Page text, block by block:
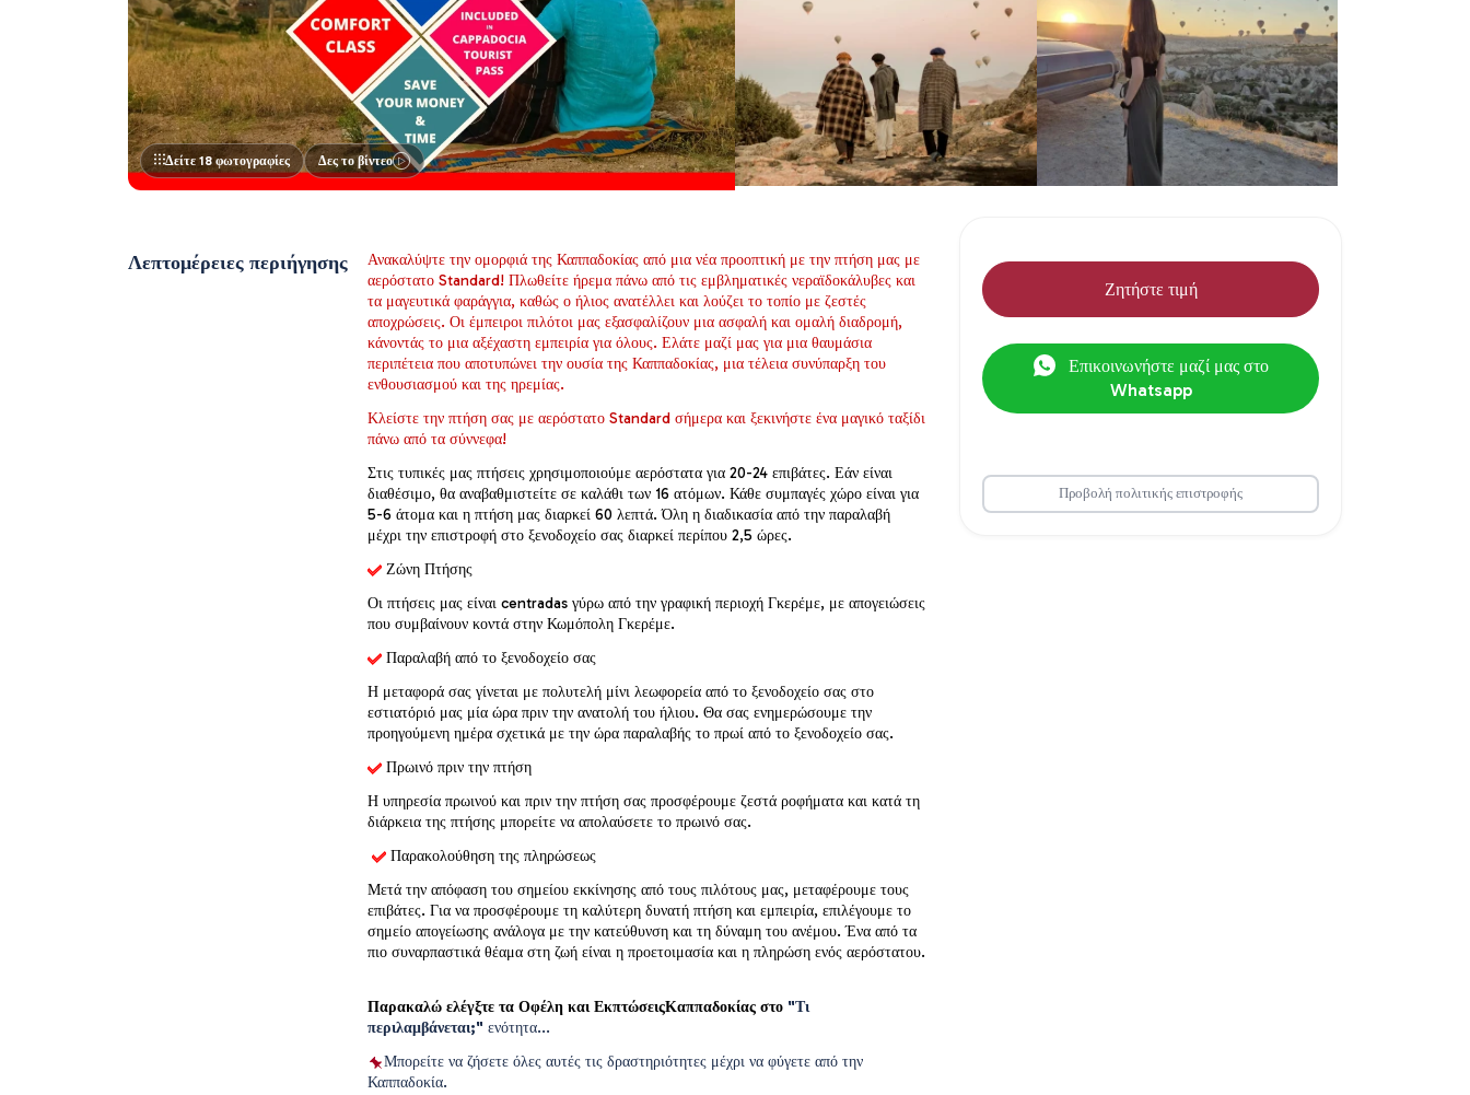
Δείτε 18 φωτογραφίες Δες το βίντεο
Λεπτομέρειες περιήγησης
Ανακαλύψτε την ομορφιά της Καππαδοκίας από μια νέα προοπτική με την πτήση μας με
αερόστατο Standard! Πλωθείτε ήρεμα πάνω από τις εμβληματικές νεραϊδοκάλυβες και
τα μαγευτικά φαράγγια, καθώς ο ήλιος ανατέλλει και λούζει το τοπίο με ζεστές
αποχρώσεις. Οι έμπειροι πιλότοι μας εξασφαλίζουν μια ασφαλή και ομαλή διαδρομή,
κάνοντάς το μια αξέχαστη εμπειρία για όλους. Ελάτε μαζί μας για μια θαυμάσια
περιπέτεια που αποτυπώνει την ουσία της Καππαδοκίας, μια τέλεια συνύπαρξη του
ενθουσιασμού και της ηρεμίας.
﻿Κλείστε την πτήση σας με αερόστατο Standard σήμερα και ξεκινήστε ένα μαγικό ταξίδι
πάνω από τα σύννεφα!
Στις τυπικές μας πτήσεις χρησιμοποιούμε αερόστατα για 20-24 επιβάτες. Εάν είναι
διαθέσιμο, θα αναβαθμιστείτε σε καλάθι των 16 ατόμων. Κάθε συμπαγές χώρο είναι για
5-6 άτομα και η πτήση μας διαρκεί 60 λεπτά. Όλη η διαδικασία από την παραλαβή
μέχρι την επιστροφή στο ξενοδοχείο σας διαρκεί περίπου 2,5 ώρες.
Ζώνη Πτήσης
Οι πτήσεις μας είναι centradas γύρω από την γραφική περιοχή Γκερέμε, με απογειώσεις
που συμβαίνουν κοντά στην Κωμόπολη Γκερέμε.
Παραλαβή από το ξενοδοχείο σας
Η μεταφορά σας γίνεται με πολυτελή μίνι λεωφορεία από το ξενοδοχείο σας στο
εστιατόριό μας μία ώρα πριν την ανατολή του ήλιου. Θα σας ενημερώσουμε την
προηγούμενη ημέρα σχετικά με την ώρα παραλαβής το πρωί από το ξενοδοχείο σας.
Πρωινό πριν την πτήση
Η υπηρεσία πρωινού και πριν την πτήση σας προσφέρουμε ζεστά ροφήματα και κατά τη
διάρκεια της πτήσης μπορείτε να απολαύσετε το πρωινό σας.
Παρακολούθηση της πληρώσεως
Μετά την απόφαση του σημείου εκκίνησης από τους πιλότους μας, μεταφέρουμε τους
επιβάτες. Για να προσφέρουμε τη καλύτερη δυνατή πτήση και εμπειρία, επιλέγουμε το
σημείο απογείωσης ανάλογα με την κατεύθυνση και τη δύναμη του ανέμου. Ένα από τα
πιο συναρπαστικά θέαμα στη ζωή είναι η προετοιμασία και η πληρώση ενός αερόστατου.
Παρακαλώ ελέγξτε τα Οφέλη και ΕκπτώσειςΚαππαδοκίας στο "Τι
περιλαμβάνεται;" ενότητα...
Μπορείτε να ζήσετε όλες αυτές τις δραστηριότητες μέχρι να φύγετε από την
Καππαδοκία.
Ζητήστε τιμή
Επικοινωνήστε μαζί μας στο
Whatsapp
Προβολή πολιτικής επιστροφής